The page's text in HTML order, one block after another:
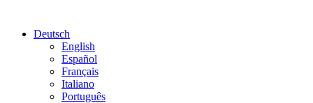
Deutsch
English
Español
Français
Italiano
Português